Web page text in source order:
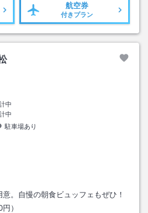
航空券
付きプラン
中
中
駐車場あり
。自慢の朝食ビュッフェもぜひ！
）